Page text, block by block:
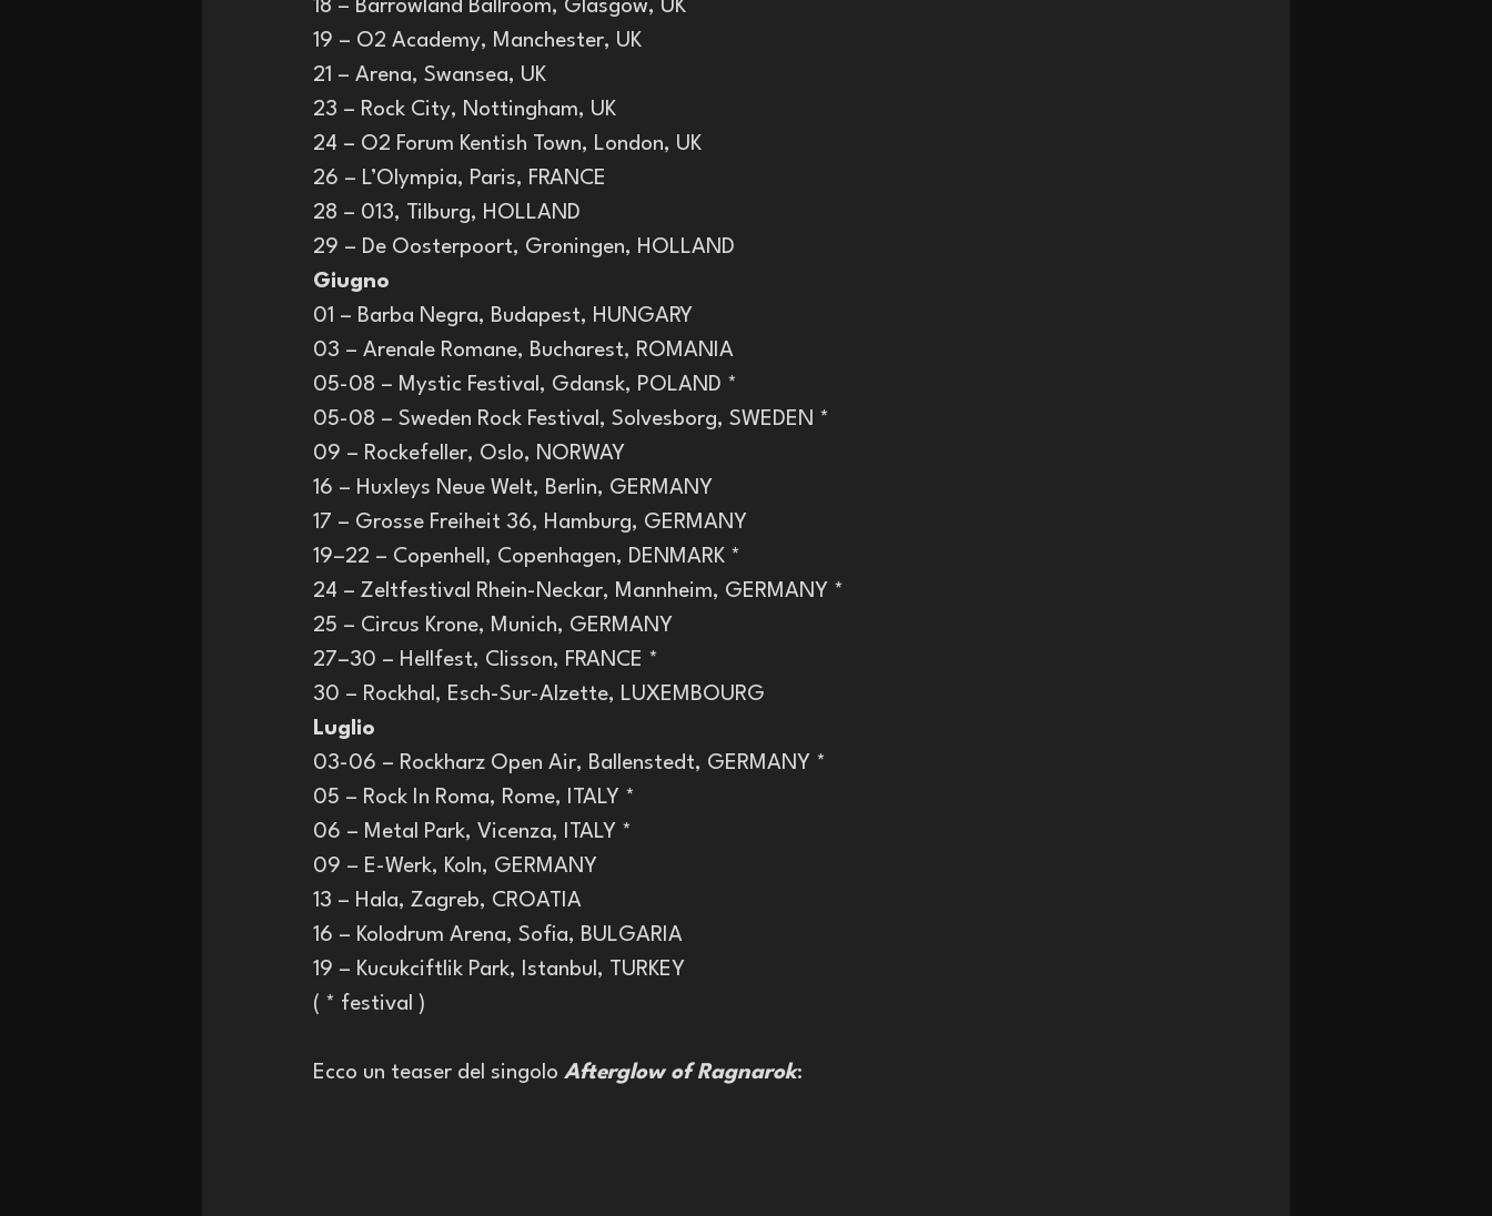
18 – Barrowland Ballroom, Glasgow, UK
19 – O2 Academy, Manchester, UK
21 – Arena, Swansea, UK
23 – Rock City, Nottingham, UK
24 – O2 Forum Kentish Town, London, UK
26 – L’Olympia, Paris, FRANCE
28 – 013, Tilburg, HOLLAND
29 – De Oosterpoort, Groningen, HOLLAND
Giugno
01 – Barba Negra, Budapest, HUNGARY
03 – Arenale Romane, Bucharest, ROMANIA
05-08 – Mystic Festival, Gdansk, POLAND *
05-08 – Sweden Rock Festival, Solvesborg, SWEDEN *
09 – Rockefeller, Oslo, NORWAY
16 – Huxleys Neue Welt, Berlin, GERMANY
17 – Grosse Freiheit 36, Hamburg, GERMANY
19–22 – Copenhell, Copenhagen, DENMARK *
24 – Zeltfestival Rhein-Neckar, Mannheim, GERMANY *
25 – Circus Krone, Munich, GERMANY
27–30 – Hellfest, Clisson, FRANCE *
30 – Rockhal, Esch-Sur-Alzette, LUXEMBOURG
Luglio
03-06 – Rockharz Open Air, Ballenstedt, GERMANY *
05 – Rock In Roma, Rome, ITALY *
06 – Metal Park, Vicenza, ITALY *
09 – E-Werk, Koln, GERMANY
13 – Hala, Zagreb, CROATIA
16 – Kolodrum Arena, Sofia, BULGARIA
19 – Kucukciftlik Park, Istanbul, TURKEY
( * festival )
Ecco un teaser del singolo Afterglow of Ragnarok: